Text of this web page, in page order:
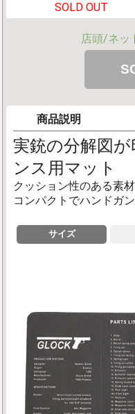
SOLD OUT
店頭/ネッ
商品説明
実銃の分解図
ンス用マット
クッション性のある素
コンパクトでハンドガ
サイズ